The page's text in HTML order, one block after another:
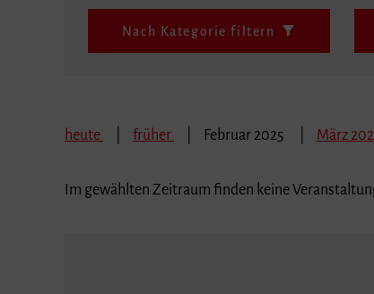
Nach Kategorie filtern
heute früher Februar 2025 März
Im gewählten Zeitraum finden keine